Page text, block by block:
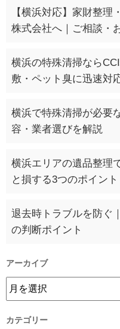
【横浜対応】家財整理
株式会社へ｜ご相談・
横浜の特殊清掃なら
敷・ペット臭に迅速対
横浜で特殊清掃が必要
容・業者選びを解説
横浜エリアの遺品整理
と損する3つのポイント
退去時トラブルを防ぐ
の判断ポイント
アーカイブ
カテゴリー